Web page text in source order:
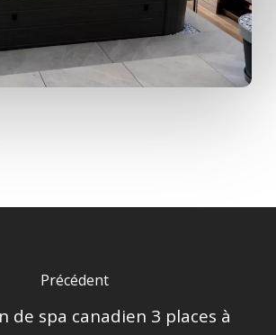
Précédent
de spa canadien 3 places à